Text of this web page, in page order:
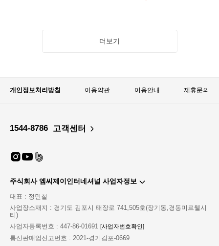
더보기
개인정보처리방침 이용약관 이용안내 제휴문의
1544-8786 고객센터
주식회사 엠씨제이인터네셔널 사업자정보
대표 : 정민철
사업장소재지 : 경기도 김포시 태장로 741,505호(장기동,경동미르웰시
티)
사업자등록번호 : 447-86-01691 [사업자번호확인]
통신판매업신고번호 : 2021-경기김포-0669